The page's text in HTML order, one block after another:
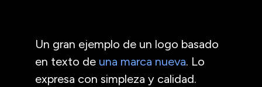
Un gran ejemplo de un logo basado
en texto de una marca nueva. Lo
expresa con simpleza y calidad.